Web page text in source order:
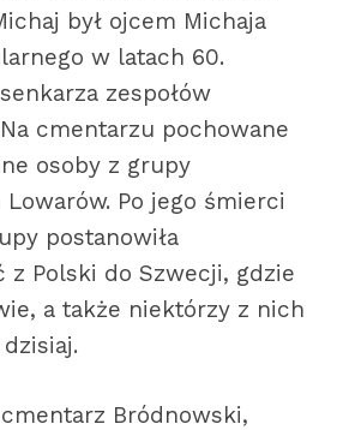
był ojcem Michaja
w latach 60.
zespołów
cmentarzu pochowane
osoby z grupy
Lowarów. Po jego śmierci
postanowiła
z Polski do Szwecji, gdzie
a także niektórzy z nich
Bródnowski,